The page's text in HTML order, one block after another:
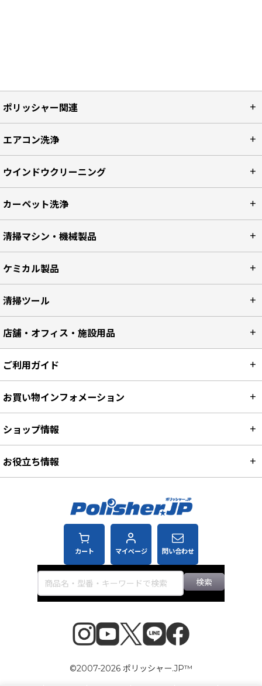
ポリッシャー関連
エアコン洗浄
ウインドウクリーニング
カーペット洗浄
清掃マシン・機械製品
ケミカル製品
清掃ツール
店舗・オフィス・施設用品
カート マイページ 問い合わせ
検索
ご利用ガイド
お買い物インフォメーション
ショップ情報
お役立ち情報
©2007-2026 ポリッシャー.JP™